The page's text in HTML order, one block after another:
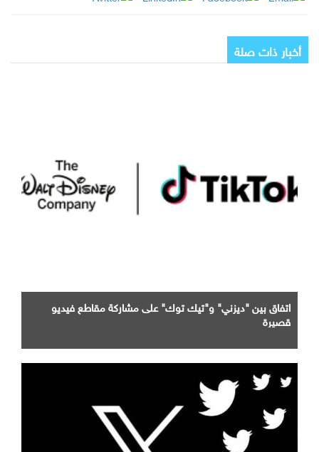
أخبار ذات صلة
اتفاق بين "ديزني" و"تيك توك" على مشاركة مقاطع فيديو
قصيرة